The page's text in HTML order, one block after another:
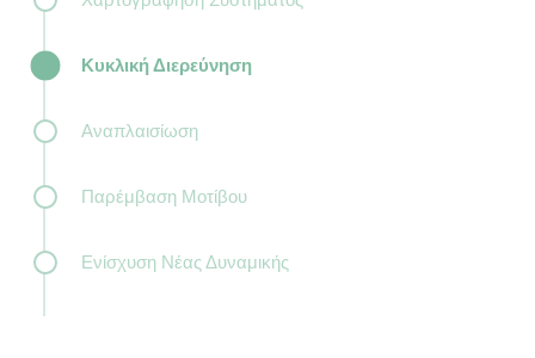
Κυκλική Διερεύνηση
Αναπλαισίωση
Παρέμβαση Μοτίβου
Ενίσχυση Νέας Δυναμικής